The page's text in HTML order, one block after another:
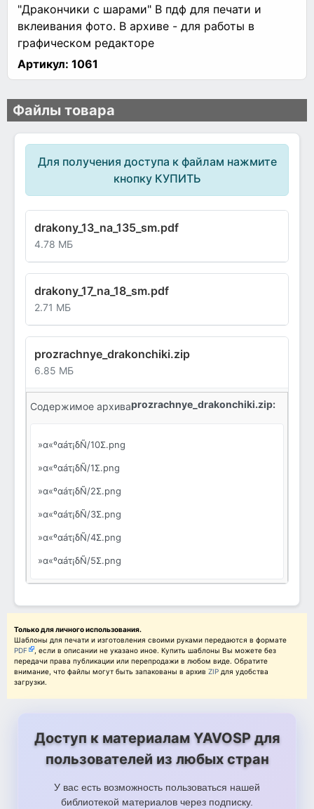
"Дракончики с шарами" В пдф для печати и
вклеивания фото. В архиве - для работы в
графическом редакторе
Артикул: 1061
Файлы товара
Для получения доступа к файлам нажмите
кнопку КУПИТЬ
drakony_13_na_135_sm.pdf
4.78 МБ
drakony_17_na_18_sm.pdf
2.71 МБ
prozrachnye_drakonchiki.zip
6.85 МБ
Содержимое архиваprozrachnye_drakonchiki.zip:
»α«ºαáτ¡δÑ/10Σ.png
»α«ºαáτ¡δÑ/1Σ.png
»α«ºαáτ¡δÑ/2Σ.png
»α«ºαáτ¡δÑ/3Σ.png
»α«ºαáτ¡δÑ/4Σ.png
»α«ºαáτ¡δÑ/5Σ.png
»α«ºαáτ¡δÑ/6Σ.png
»α«ºαáτ¡δÑ/7Σ.png
»α«ºαáτ¡δÑ/8Σ.png
»α«ºαáτ¡δÑ/9Σ.png
Только для личного использования.
Шаблоны для печати и изготовления своими руками передаются в формате
PDF
, если в описании не указано иное. Купить шаблоны Вы можете без
передачи права публикации или перепродажи в любом виде. Обратите
внимание, что файлы могут быть запакованы в архив ZIP для удобства
загрузки.
Доступ к материалам YAVOSP для
пользователей из любых стран
У вас есть возможность пользоваться нашей
библиотекой материалов через подписку.